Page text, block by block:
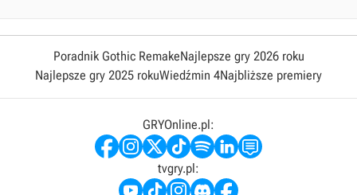
Poradnik Gothic RemakeNajlepsze gry 2026 roku
Najlepsze gry 2025 rokuWiedźmin 4Najbliższe premiery
GRYOnline.pl:
tvgry.pl: